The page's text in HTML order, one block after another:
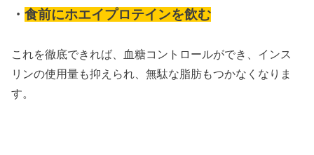
・食前にホエイプロテインを飲む
これを徹底できれば、血糖コントロールができ、インス
リンの使用量も抑えられ、無駄な脂肪もつかなくなりま
す。